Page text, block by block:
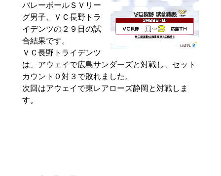
バレーボールＳＶリー
グ男子、ＶＣ長野トラ
イデンツの２９日の試
合結果です。
ＶＣ長野トライデンツ
は、アウェイで広島サンダーズと対戦し、セット
カウント０対３で敗れました。
次回はアウェイで東レアローズ静岡と対戦しま
す。